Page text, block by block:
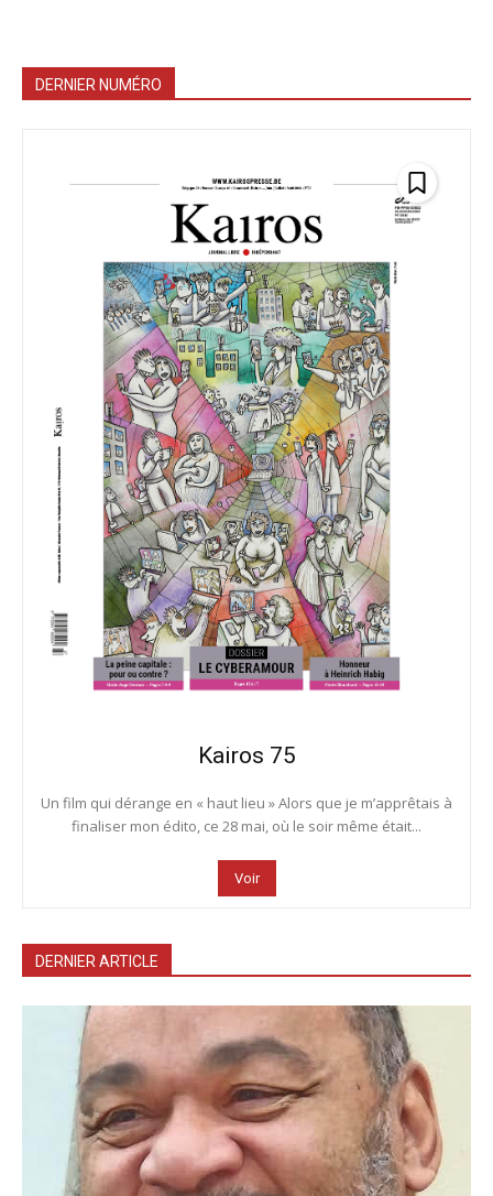
DERNIER NUMÉRO
Kairos 75
Un film qui dérange en « haut lieu » Alors que je m’apprêtais à
finaliser mon édito, ce 28 mai, où le soir même était...
Voir
DERNIER ARTICLE